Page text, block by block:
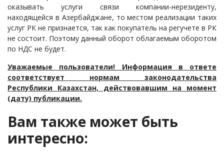
оказывать услуги связи компании-нерезиденту,
находящейся в Азербайджане, то местом реализации таких
услуг РК не признается, так как покупатель на регучете в РК
не состоит. Поэтому данный оборот облагаемым оборотом
по НДС не будет.
Уважаемые пользователи! Информация в ответе
соответствует нормам законодательства
Республики Казахстан, действовавшим на момент
(дату) публикации.
Вам также может быть
интересно: